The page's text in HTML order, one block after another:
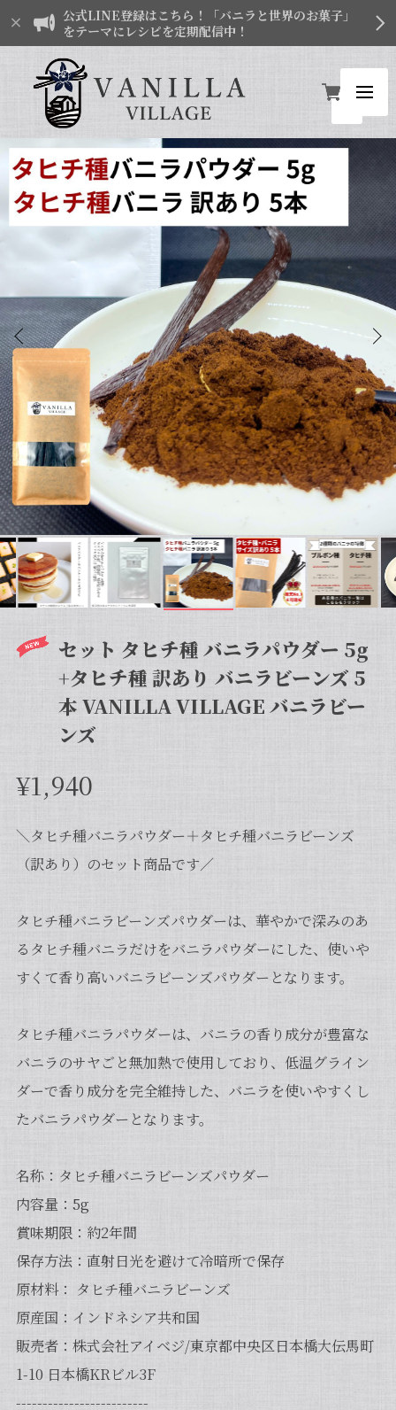
公式LINE登録はこちら！「バニラと世界のお菓子」
をテーマにレシピを定期配信中！
セット タヒチ種 バニラパウダー 5g
+タヒチ種 訳あり バニラビーンズ 5
本 VANILLA VILLAGE バニラビー
ンズ
¥1,940
＼タヒチ種バニラパウダー＋タヒチ種バニラビーンズ
（訳あり）のセット商品です／
タヒチ種バニラビーンズパウダーは、華やかで深みのあ
るタヒチ種バニラだけをバニラパウダーにした、使いや
すくて香り高いバニラビーンズパウダーとなります。
タヒチ種バニラパウダーは、バニラの香り成分が豊富な
バニラのサヤごと無加熱で使用しており、低温グライン
ダーで香り成分を完全維持した、バニラを使いやすくし
たバニラパウダーとなります。
名称：タヒチ種バニラビーンズパウダー
内容量：5g
賞味期限：約2年間
保存方法：直射日光を避けて冷暗所で保存
原材料： タヒチ種バニラビーンズ
原産国：インドネシア共和国
販売者：株式会社アイベジ/東京都中央区日本橋大伝馬町
1-10 日本橋KRビル3F
-------------------------